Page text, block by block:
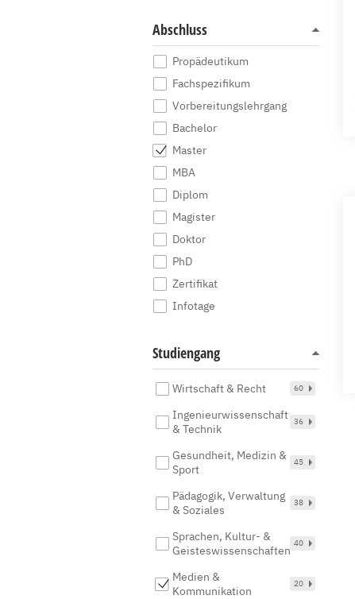
Abschluss
Propädeutikum
Fachspezifikum
Vorbereitungslehrgang
Bachelor
Master
MBA
Diplom
Magister
Doktor
PhD
Zertifikat
Infotage
Studiengang
Wirtschaft & Recht 60
Ingenieurwissenschaft
& Technik
36
Gesundheit, Medizin &
Sport
45
Pädagogik, Verwaltung
& Soziales
38
Sprachen, Kultur- &
Geisteswissenschaften
40
Medien &
Kommunikation
20